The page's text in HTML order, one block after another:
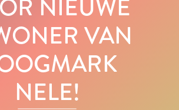
NIEUWE
VAN
NELE!